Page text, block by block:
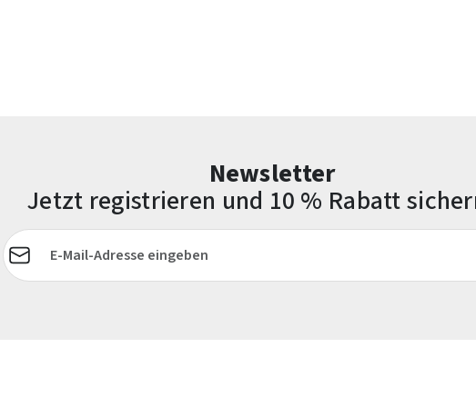
Newsletter
Jetzt registrieren und 10 % Rabatt
E-Mail-Adresse*